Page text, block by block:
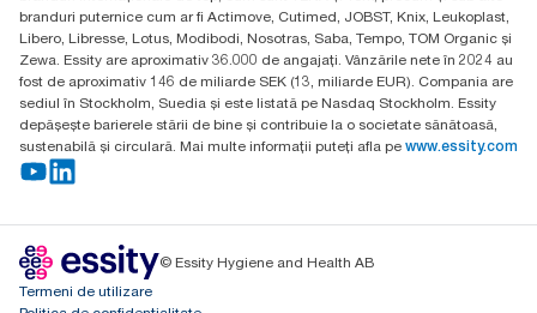
branduri puternice cum ar fi Actimove, Cutimed, JOBST, Knix, Leukoplast,
Libero, Libresse, Lotus, Modibodi, Nosotras, Saba, Tempo, TOM Organic și
Zewa. Essity are aproximativ 36.000 de angajați. Vânzările nete în 2024 au
fost de aproximativ 146 de miliarde SEK (13, miliarde EUR). Compania are
sediul în Stockholm, Suedia și este listată pe Nasdaq Stockholm. Essity
depășește barierele stării de bine și contribuie la o societate sănătoasă,
sustenabilă și circulară. Mai multe informații puteți afla pe www.essity.com
© Essity Hygiene and Health AB
Termeni de utilizare